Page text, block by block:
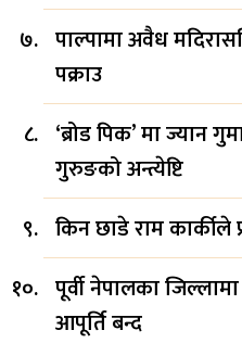
पाल्पामा अवैध
पक्राउ
‘ब्रोड पिक’ मा ज्यान
गुरुङको अन्त्येष्टि
किन छाडे राम कार्कीले
पूर्वी नेपालका
आपूर्ति बन्द